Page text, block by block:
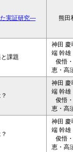
実証研究― 熊田
課題
神田 慶
端 幹雄
俊悟
恵・高
神田 慶
端 幹雄
俊悟
恵・高
神田 慶
端 幹雄
俊悟
恵・高